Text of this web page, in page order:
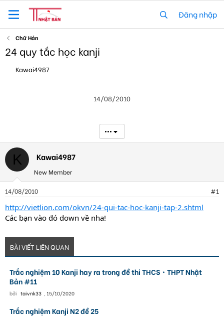
Đăng nhập
Chữ Hán
24 quy tắc học kanji
h
r
t
e
r
Kawai4987
14/08/2010
•••
K Kawai4987
New Member
14/08/2010 #1
http://vietlion.com/okvn/24-qui-tac-hoc-kanji-tap-2.shtml
Các bạn vào đó down về nha!
BÀI VIẾT LIÊN QUAN
Trắc nghiệm 10 Kanji hay ra trong đề thi THCS・THPT Nhật
Bản #11
bởi taivnk33 , 15/10/2020
Trắc nghiệm Kanji N2 đề 25